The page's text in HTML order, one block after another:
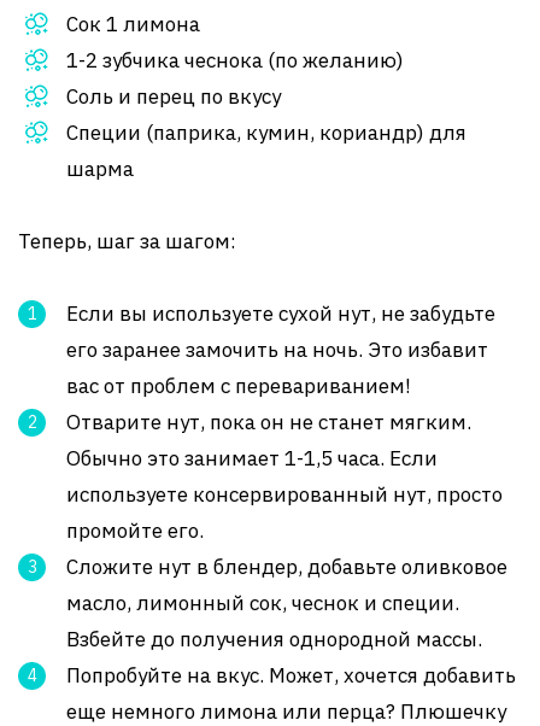
Сок 1 лимона
1-2 зубчика чеснока (по желанию)
Соль и перец по вкусу
Специи (паприка, кумин, кориандр) для
шарма
Теперь, шаг за шагом:
Если вы используете сухой нут, не забудьте
его заранее замочить на ночь. Это избавит
вас от проблем с перевариванием!
Отварите нут, пока он не станет мягким.
Обычно это занимает 1-1,5 часа. Если
используете консервированный нут, просто
промойте его.
Сложите нут в блендер, добавьте оливковое
масло, лимонный сок, чеснок и специи.
Взбейте до получения однородной массы.
Попробуйте на вкус. Может, хочется добавить
еще немного лимона или перца? Плюшечку